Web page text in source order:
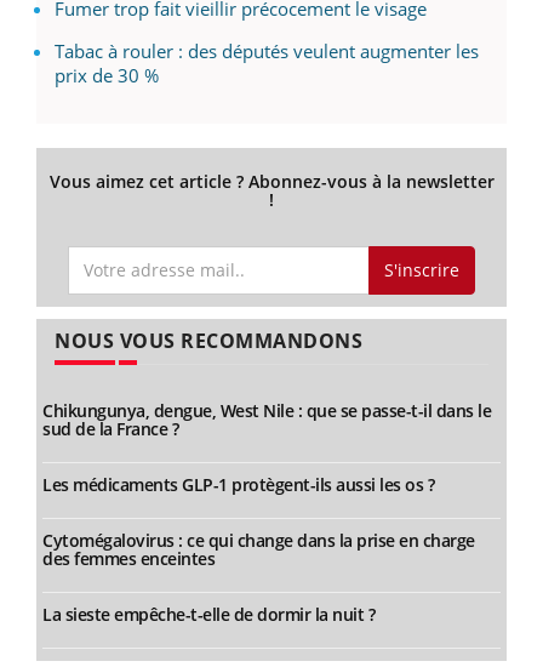
Fumer trop fait vieillir précocement le visage
Tabac à rouler : des députés veulent augmenter les
prix de 30 %
Vous aimez cet article ? Abonnez-vous à la newsletter
!
S'inscrire
NOUS VOUS RECOMMANDONS
Chikungunya, dengue, West Nile : que se passe-t-il dans le
sud de la France ?
Les médicaments GLP-1 protègent-ils aussi les os ?
Cytomégalovirus : ce qui change dans la prise en charge
des femmes enceintes
La sieste empêche-t-elle de dormir la nuit ?